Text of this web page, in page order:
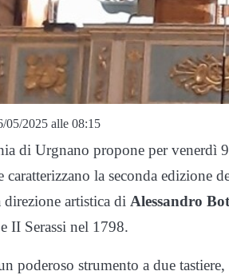
05/2025 alle 08:15
di Urgnano propone per
caratterizzano la seconda edizione
direzione artistica di Alessandro
II Serassi nel 1798.
poderoso strumento a due